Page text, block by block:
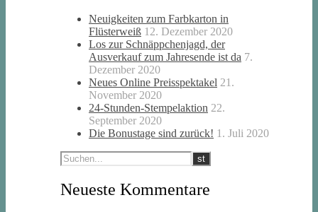
Neuigkeiten zum Farbkarton in
Flüsterweiß 12. Dezember 2020
Los zur Schnäppchenjagd, der
Ausverkauf zum Jahresende ist da 7.
Dezember 2020
Neues Online Preisspektakel 21.
November 2020
24-Stunden-Stempelaktion 22.
September 2020
Die Bonustage sind zurück! 1. Juli 2020
Neueste Kommentare